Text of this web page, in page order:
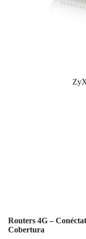
Routers 4G –
Cobertura